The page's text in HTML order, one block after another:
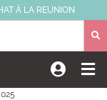
À LA REUNION